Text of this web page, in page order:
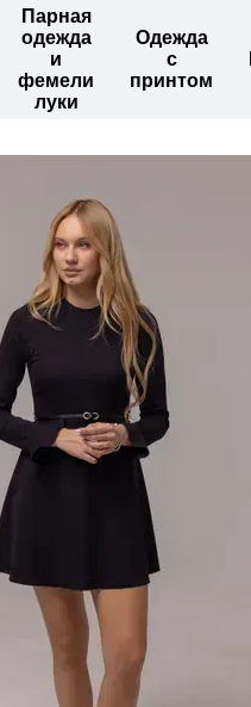
Парная
одежда
и
фемели
луки
Одежда
с
принтом